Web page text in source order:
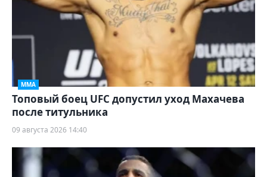
ММА
Топовый боец UFC допустил уход Махачева
после титульника
09 августа 2026 14:40